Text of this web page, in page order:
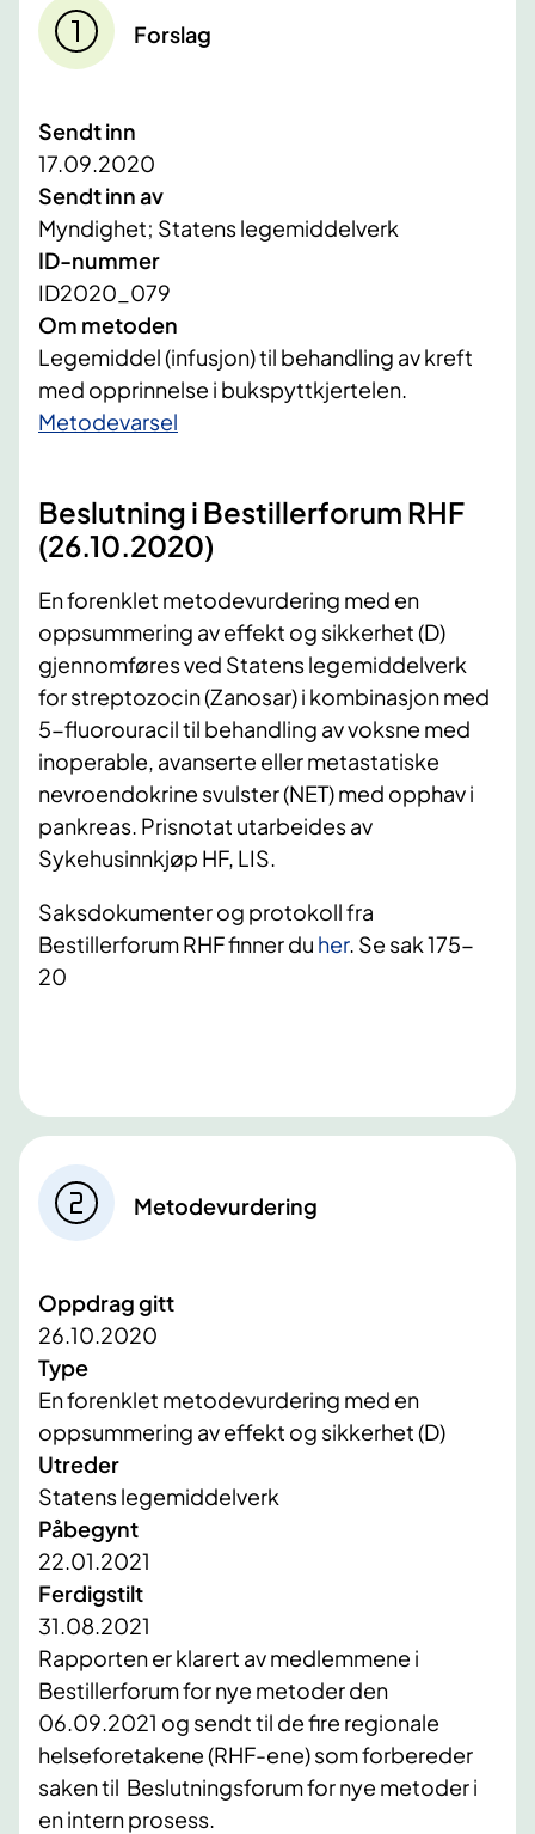
Forslag
Sendt inn
17.09.2020
Sendt inn av
Myndighet; Statens legemiddelverk
ID-nummer
ID2020_079
Om metoden
Legemiddel (infusjon) til behandling av kreft
med opprinnelse i bukspyttkjertelen.
​Metodevarsel
Beslutning i Bestillerforum RHF
(26.10.2020)
En forenklet metodevurdering med en
oppsummering av effekt og sikkerhet (D)
gjennomføres ved Statens legemiddelverk
for streptozocin (Zanosar) i kombinasjon med
5-fluorouracil til behandling av voksne med
inoperable, avanserte eller metastatiske
nevroendokrine svulster (NET) med opphav i
pankreas. Prisnotat utarbeides av
Sykehusinnkjøp HF, LIS.
Saksdokumenter og protokoll fra
Bestillerforum RHF finner du her. Se sak 175-
20
Metodevurdering
Oppdrag gitt
26.10.2020
Type
En forenklet metodevurdering med en
oppsummering av effekt og sikkerhet (D)
Utreder
Statens legemiddelverk
Påbegynt
22.01.2021
Ferdigstilt
31.08.2021
​​Rapporten er klarert av medlemmene i
Bestillerforum for nye metoder den
06.09.2021 og sendt til de fire regionale
helseforetakene (RHF-ene) som forbereder
saken til Beslutningsforum for nye metoder i
en intern prosess.